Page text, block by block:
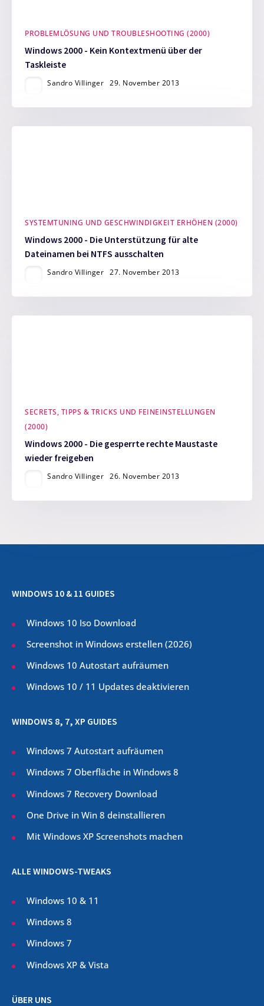
PROBLEMLÖSUNG UND TROUBLESHOOTING (2000)
Windows 2000 - Kein Kontextmenü über der
Taskleiste
Sandro Villinger 29. November 2013
SYSTEMTUNING UND GESCHWINDIGKEIT ERHÖHEN (2000)
Windows 2000 - Die Unterstützung für alte
Dateinamen bei NTFS ausschalten
Sandro Villinger 27. November 2013
SECRETS, TIPPS & TRICKS UND FEINEINSTELLUNGEN
(2000)
Windows 2000 - Die gesperrte rechte Maustaste
wieder freigeben
Sandro Villinger 26. November 2013
WINDOWS 10 & 11 GUIDES
Windows 10 Iso Download
Screenshot in Windows erstellen (2026)
Windows 10 Autostart aufräumen
Windows 10 / 11 Updates deaktivieren
WINDOWS 8, 7, XP GUIDES
Windows 7 Autostart aufräumen
Windows 7 Oberfläche in Windows 8
Windows 7 Recovery Download
One Drive in Win 8 deinstallieren
Mit Windows XP Screenshots machen
ALLE WINDOWS-TWEAKS
Windows 10 & 11
Windows 8
Windows 7
Windows XP & Vista
ÜBER UNS